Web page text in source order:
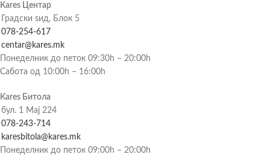
Kares Центар
Градски ѕид, Блок 5
078-254-617
centar@kares.mk
Понеделник до петок 09:30h – 20:00h
Сабота од 10:00h – 16:00h
Kares Битола
бул. 1 Мај 224
078-243-714
karesbitola@kares.mk
Понеделник до петок 09:00h – 20:00h